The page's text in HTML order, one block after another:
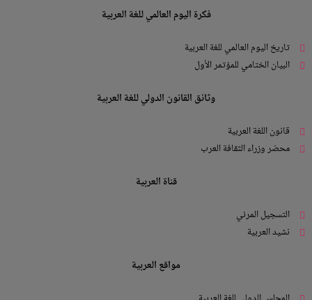
فكرة اليوم العالمي للغة العربية
تاريخ اليوم العالمي للغة العربية
البيان الختامي للمؤتمر الأول
وثائق القانون الدولي للغة العربية
قانون اللغة العربية
محضر وزراء الثقافة العرب
قناة العربية
التسجيل المرئي
نشيد العربية
مواقع العربية